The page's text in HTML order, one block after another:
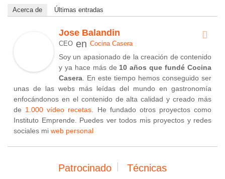
Acerca de Últimas entradas
Jose Balandin
CEO en Cocina Casera
Soy un apasionado de la creación de contenido
y ya hace más de 10 años que fundé Cocina
Casera. En este tiempo hemos conseguido ser
unas de las webs más leídas del mundo en gastronomía
enfocándonos en el contenido de alta calidad y creado más
de 1.000 vídeo recetas. He fundado otros proyectos como
Instituto Emprende. Puedes ver todos mis proyectos y redes
sociales mi web personal
Patrocinado Técnicas